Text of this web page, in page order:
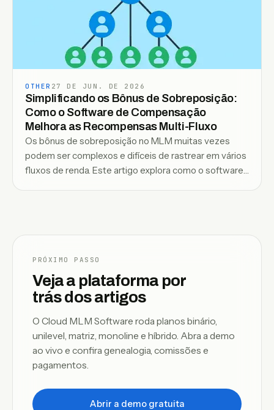
OTHER 27 DE JUN. DE 2026
Simplificando os Bônus de Sobreposição:
Como o Software de Compensação
Melhora as Recompensas Multi-Fluxo
Os bônus de sobreposição no MLM muitas vezes
podem ser complexos e difíceis de rastrear em vários
fluxos de renda. Este artigo explora como o software
PRÓXIMO PASSO
Veja a plataforma por
trás dos artigos
O Cloud MLM Software roda planos binário,
unilevel, matriz, monoline e híbrido. Abra a demo
ao vivo e confira genealogia, comissões e
pagamentos.
Abrir a demo gratuita